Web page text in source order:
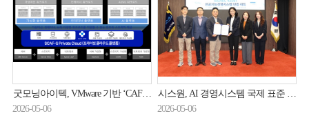
굿모닝아이텍, VMware 기반 ‘CAF-G Private Cloud’로 프라이빗 클라우드 구현 방안 제시
2026-05-06
시스원, AI 경영시스템 국제 표준 ISO42001 인증 취득
2026-05-06